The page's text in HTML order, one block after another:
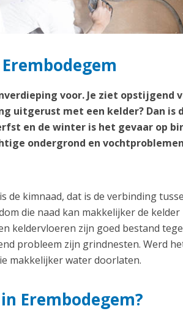
voor. Je ziet opstijgend
uitgerust met een kelder? Dan is
en de winter is het gevaar op
ondergrond en
de kimnaad, dat is de verbinding
die naad kan makkelijker de
keldervloeren zijn goed bestand
probleem zijn grindnesten. Werd
makkelijker water doorlaten.
Erembodegem?